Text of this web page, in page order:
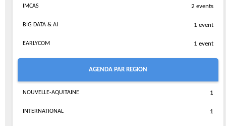
IMCAS 2 events
BIG DATA & AI 1 event
EARLYCOM 1 event
AGENDA PAR REGION
NOUVELLE-AQUITAINE 1
INTERNATIONAL 1